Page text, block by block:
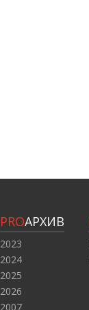
PROАРХИВ
2023
2024
2025
2026
2007